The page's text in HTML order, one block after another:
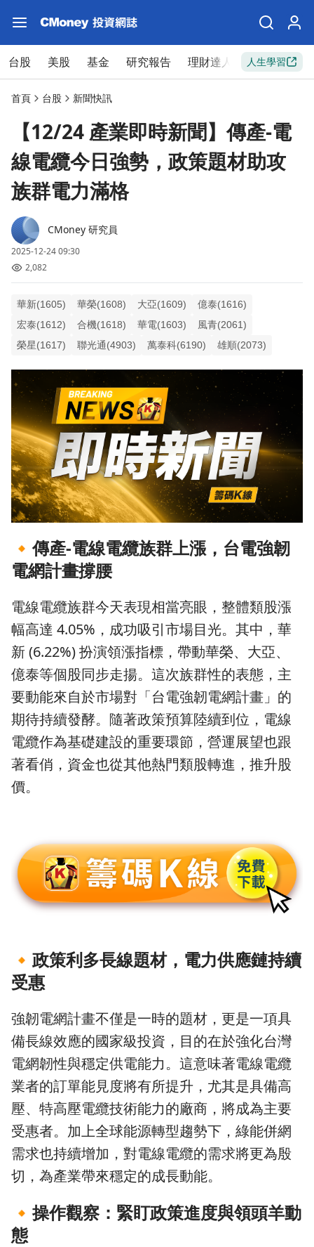
台股 美股 基金 研究報告 理財達人 新手入門
人生學習
首頁 台股 新聞快訊
【12/24 產業即時新聞】傳產-電
線電纜今日強勢，政策題材助攻
族群電力滿格
CMoney 研究員
2025-12-24 09:30
2,082
華新(1605) 華榮(1608) 大亞(1609)
億泰(1616)
宏泰(1612)
合機(1618) 華電(1603)
風青(2061)
榮星(1617)
聯光通(4903) 萬泰科(6190) 雄順(2073)
🔸傳產-電線電纜族群上漲，台電強韌
電網計畫撐腰
電線電纜族群今天表現相當亮眼，整體類股漲
幅高達 4.05%，成功吸引市場目光。其中，華
新 (6.22%) 扮演領漲指標，帶動華榮、大亞、
億泰等個股同步走揚。這次族群性的表態，主
要動能來自於市場對「台電強韌電網計畫」的
期待持續發酵。隨著政策預算陸續到位，電線
電纜作為基礎建設的重要環節，營運展望也跟
著看俏，資金也從其他熱門類股轉進，推升股
價。
🔸 政策利多長線題材，電力供應鏈持續
受惠
強韌電網計畫不僅是一時的題材，更是一項具
備長線效應的國家級投資，目的在於強化台灣
電網韌性與穩定供電能力。這意味著電線電纜
業者的訂單能見度將有所提升，尤其是具備高
壓、特高壓電纜技術能力的廠商，將成為主要
受惠者。加上全球能源轉型趨勢下，綠能併網
需求也持續增加，對電線電纜的需求將更為殷
切，為產業帶來穩定的成長動能。
🔸 操作觀察：緊盯政策進度與領頭羊動
態